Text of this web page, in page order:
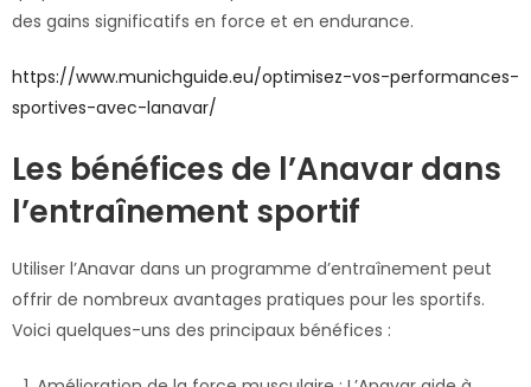
des gains significatifs en force et en endurance.
https://www.munichguide.eu/optimisez-vos-performances-
sportives-avec-lanavar/
Les bénéfices de l’Anavar dans
l’entraînement sportif
Utiliser l’Anavar dans un programme d’entraînement peut
offrir de nombreux avantages pratiques pour les sportifs.
Voici quelques-uns des principaux bénéfices :